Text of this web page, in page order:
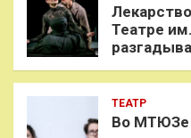
Театре
ТЕАТР
Во МТЮЗе